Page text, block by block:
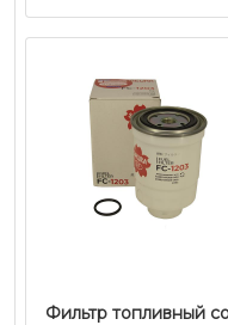
Фильтр топливный